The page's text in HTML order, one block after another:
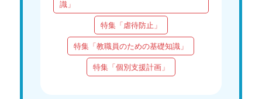
識」
特集「虐待防止」
特集「教職員のための基礎知識」
特集「個別支援計画」